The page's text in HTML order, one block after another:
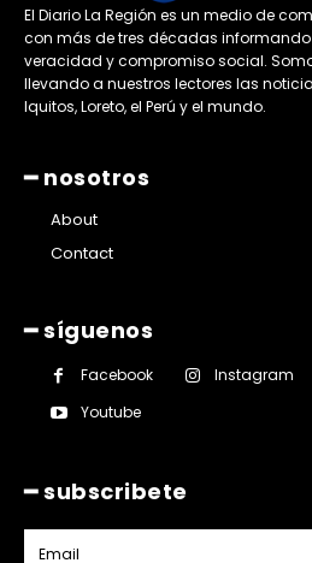
El Diario La Región es un medio de
con más de tres décadas
veracidad y compromiso social.
llevando a nuestros lectores las
Iquitos, Loreto, el Perú y el mundo.
━ nosotros
About
Contact
━ síguenos
Facebook Instagram
Youtube
━ subscribete